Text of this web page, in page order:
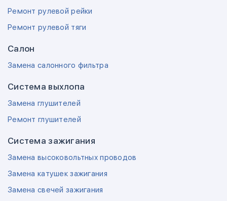
Ремонт рулевой рейки
Ремонт рулевой тяги
Салон
Замена салонного фильтра
Система выхлопа
Замена глушителей
Ремонт глушителей
Система зажигания
Замена высоковольтных проводов
Замена катушек зажигания
Замена свечей зажигания